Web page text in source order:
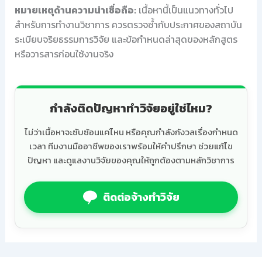
หมายเหตุด้านความน่าเชื่อถือ: เนื้อหานี้เป็นแนวทางทั่วไป
สำหรับการทำงานวิชาการ ควรตรวจซ้ำกับประกาศของสถาบัน
ระเบียบจริยธรรมการวิจัย และข้อกำหนดล่าสุดของหลักสูตร
หรือวารสารก่อนใช้งานจริง
กำลังติดปัญหาทำวิจัยอยู่ใช่ไหม?
ไม่ว่าเนื้อหาจะซับซ้อนแค่ไหน หรือคุณกำลังกังวลเรื่องกำหนด
เวลา ทีมงานมืออาชีพของเราพร้อมให้คำปรึกษา ช่วยแก้ไข
ปัญหา และดูแลงานวิจัยของคุณให้ถูกต้องตามหลักวิชาการ
ติดต่อจ้างทำวิจัย